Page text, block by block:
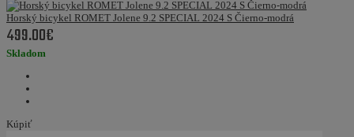
Horský bicykel ROMET Jolene 9.2 SPECIAL 2024 S Čierno-modrá
499.00€
Skladom
Kúpiť